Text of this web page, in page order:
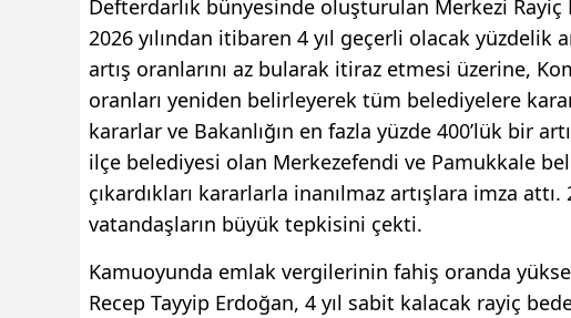
Defterdarlık bünyesinde oluşturulan Merkezi
2026 yılından itibaren 4 yıl geçerli olacak yüzdelik
artış oranlarını az bularak itiraz etmesi üzerine,
oranları yeniden belirleyerek tüm belediyelere
kararlar ve Bakanlığın en fazla yüzde 400’lük bir
ilçe belediyesi olan Merkezefendi ve Pamukkale
çıkardıkları kararlarla inanılmaz artışlara imza
vatandaşların büyük tepkisini çekti.
Kamuoyunda emlak vergilerinin fahiş oranda
Recep Tayyip Erdoğan, 4 yıl sabit kalacak rayiç